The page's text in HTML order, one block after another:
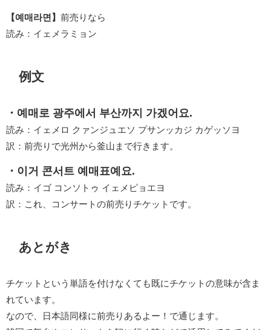
【예매라면】 前売りなら
読み：イェメラミョン
例文
・예매로 광주에서 부산까지 가겠어요.
読み：イェメロ クァンジュエソ プサンッカジ カゲッソヨ
訳：前売りで光州から釜山まで行きます。
・이거 콘서트 예매표예요.
読み：イゴ コンソトゥ イェメピョエヨ
訳：これ、コンサートの前売りチケットです。
あとがき
チケットという単語を付けなくても既にチケットの意味が含ま
れています。
なので、日本語同様に前売りあるよー！で通じます。